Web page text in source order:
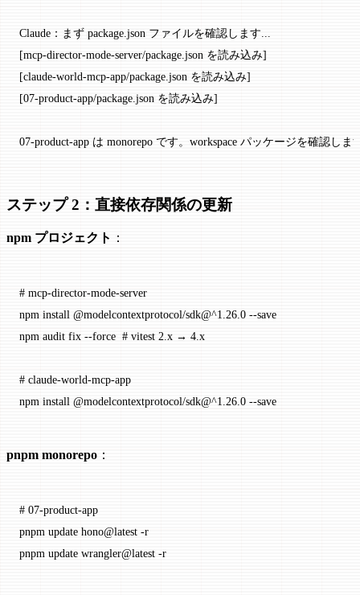
Claude：まず package.json ファイルを確認します...
[mcp-director-mode-server/package.json を読み込み]
[claude-world-mcp-app/package.json を読み込み]
[07-product-app/package.json を読み込み]
07-product-app は monorepo です。workspace パッケージを確認しま
ステップ 2：直接依存関係の更新
npm プロジェクト ：
# mcp-director-mode-server
npm install @modelcontextprotocol/sdk@^1.26.0 --save
npm audit fix --force
  # vitest 2.x → 4.x
# claude-world-mcp-app
npm install @modelcontextprotocol/sdk@^1.26.0 --save
pnpm monorepo ：
# 07-product-app
pnpm update hono@latest -r
pnpm update wrangler@latest -r